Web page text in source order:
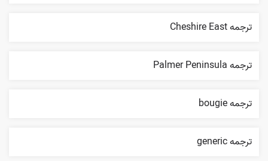
ترجمه Cheshire East
ترجمه Palmer Peninsula
ترجمه bougie
ترجمه generic